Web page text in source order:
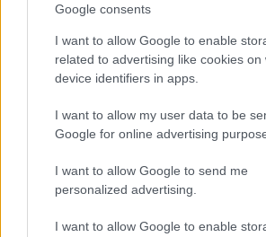
Google consents
I want to allow Google to enable
related to advertising like cookies on
device identifiers in apps.
I want to allow my user data to be
Google for online advertising
I want to allow Google to send me
personalized advertising.
I want to allow Google to enable
Cómo medir la
trabajada y por trabajador
Explora la productividad desde diferentes